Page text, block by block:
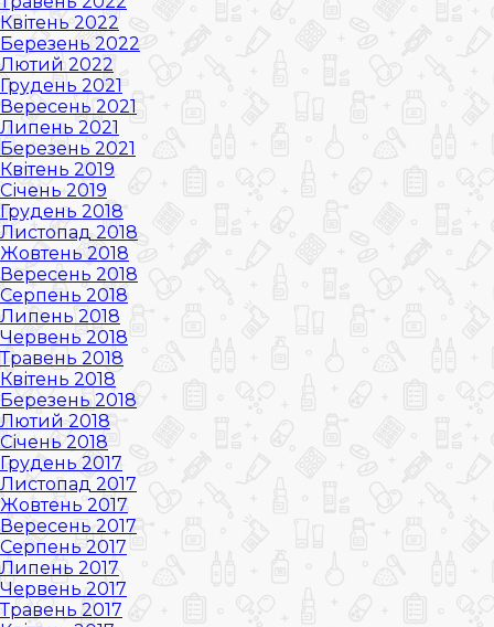
Квітень 2022
Березень 2022
Лютий 2022
Грудень 2021
Вересень 2021
Липень 2021
Березень 2021
Квітень 2019
Січень 2019
Грудень 2018
Листопад 2018
Жовтень 2018
Вересень 2018
Серпень 2018
Липень 2018
Червень 2018
Травень 2018
Квітень 2018
Березень 2018
Лютий 2018
Січень 2018
Грудень 2017
Листопад 2017
Жовтень 2017
Вересень 2017
Серпень 2017
Липень 2017
Червень 2017
Травень 2017